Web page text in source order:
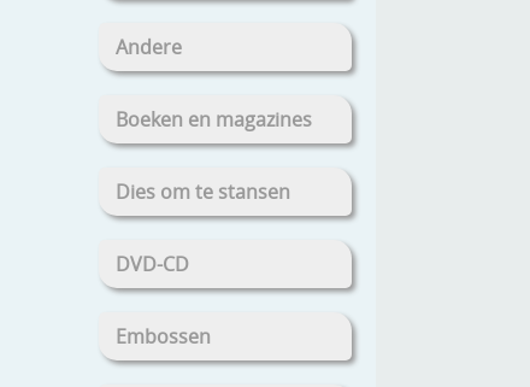
Andere
Boeken en magazines
Dies om te stansen
DVD-CD
Embossen